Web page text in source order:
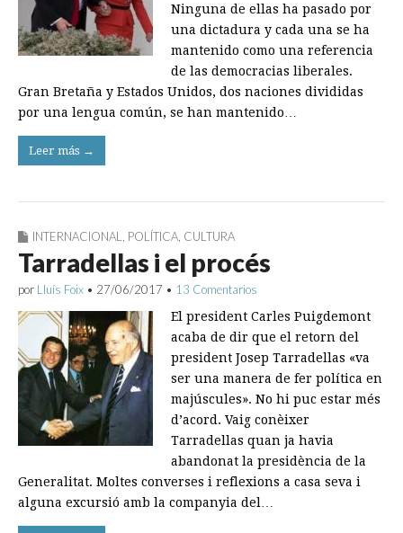
Ninguna de ellas ha pasado por
una dictadura y cada una se ha
mantenido como una referencia
de las democracias liberales.
Gran Bretaña y Estados Unidos, dos naciones ­divididas
por una lengua común, se han mantenido…
Leer más →
INTERNACIONAL, POLÍTICA, CULTURA
Tarradellas i el procés
por Lluís Foix • 27/06/2017 • 13 Comentarios
El president Carles Puigdemont
acaba de dir que el retorn del
president Josep Tarradellas «va
ser una manera de fer política en
majúscules». No hi puc estar més
d’acord. Vaig conèixer
Tarradellas quan ja havia
abandonat la presidència de la
Generalitat. Moltes converses i reflexions a casa seva i
alguna excursió amb la companyia del…